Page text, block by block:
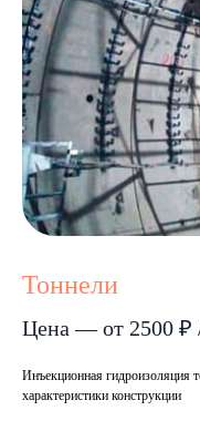
Тоннели
Цена — от 2500 ₽
Инъекционная гидроизоляция
характеристики конструкции